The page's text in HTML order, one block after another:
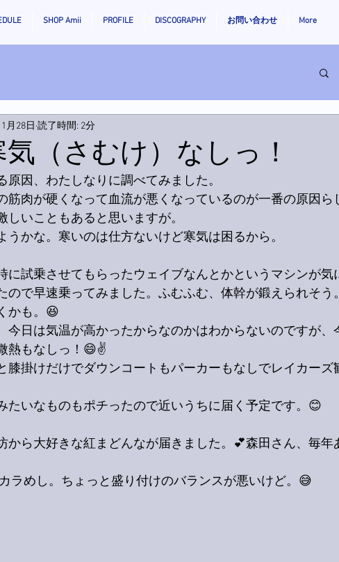
SHOP Amii PROFILE DISCOGRAPHY お問い合わせ More
（さむけ）なしっ！
月28日 読了時間: 2分
原因、わたしなりに調べてみました。
筋肉が硬くなって血流が悪くなっているのが一番の原因ら
しいこともあると思いますが。
うかな。寒いのは仕方ないけど寒気は困るから。
に試乗させてもらったウェイブなんとかというマシンが気
ので早速乗ってみました。ふむふむ、体幹が鍛えられそう
かも。😆
今日は気温が高かったからなのかはわからないのですが、
熱もなしっ！😄✌️
膝掛けだけでダウンコートもパーカーもなしでレイカーズ
たいなものもポチったので近いうちに届く予定です。😊
から大好きな紅まどんなが届きました。💕森田さん、毎年
カラめし。ちょっと盛り付けのバランスが悪いけど。😅